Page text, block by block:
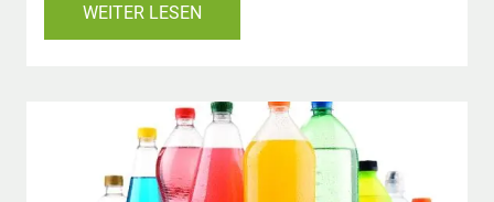
WEITER LESEN